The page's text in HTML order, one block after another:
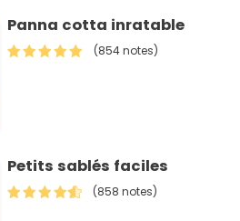
Panna cotta inratable
(854 notes)
Petits sablés faciles
(858 notes)